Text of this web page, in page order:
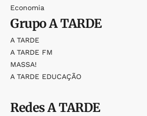
Economia
GrupoA TARDE
A TARDE
A TARDE FM
MASSA!
A TARDE EDUCAÇÃO
RedesA TARDE